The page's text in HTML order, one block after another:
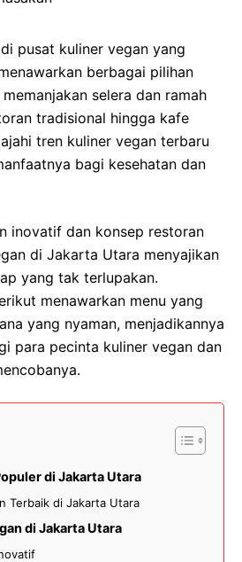
pusat kuliner vegan yang
berbagai pilihan
selera dan ramah
tradisional hingga kafe
tren kuliner vegan terbaru
bagi kesehatan dan
inovatif dan konsep restoran
di Jakarta Utara menyajikan
yang tak terlupakan.
menawarkan menu yang
yang nyaman, menjadikannya
para pecinta kuliner vegan dan
di Jakarta Utara
Terbaik di Jakarta Utara
di Jakarta Utara